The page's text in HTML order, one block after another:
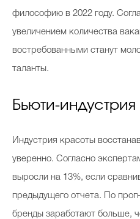
философию в 2022 году.
увеличением количества
востребованными станут
таланты.
Бьюти-индустрия
Индустрия красоты
уверенно. Согласно
выросли на 13%, если
предыдущего отчета. По
бренды заработают больше,